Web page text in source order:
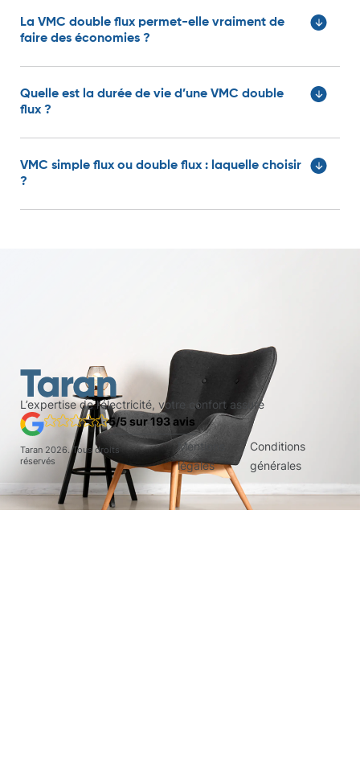
La VMC double flux permet-elle vraiment de
faire des économies ?
Quelle est la durée de vie d’une VMC double
flux ?
VMC simple flux ou double flux : laquelle choisir
?
L’expertise de l’électricité, votre confort assuré
5/5 sur 193 avis
Taran 2026. Tous droits
réservés
Mentions
légales
Conditions
générales